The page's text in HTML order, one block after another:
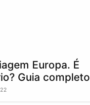
Europa. É
Guia completo